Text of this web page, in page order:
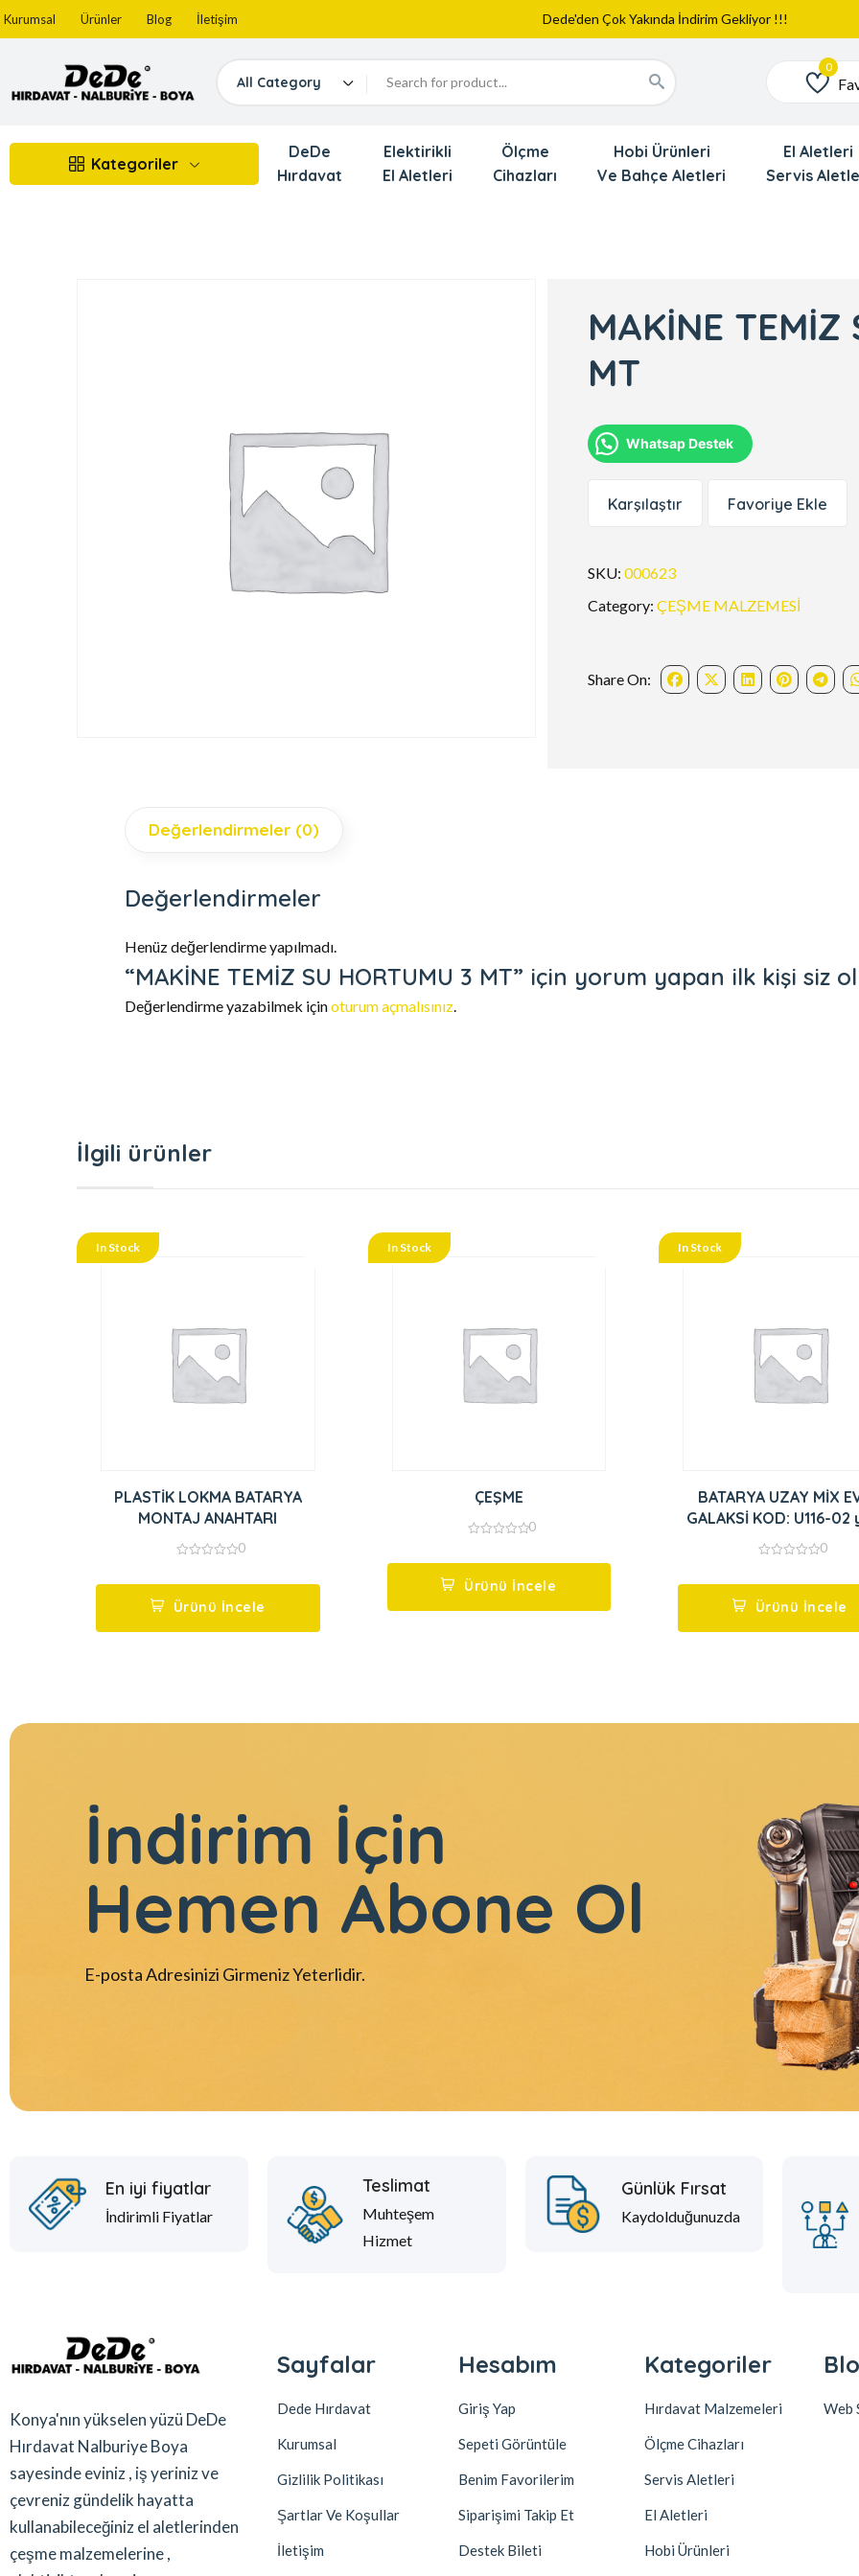
Kurumsal Ürünler Blog İletişim
Web Sitemiz Yayında
Yeni Eklenen Ürünlerimizi İnceledinizmi ?
All Category Favoriler
Kategoriler
DeDe
Hırdavat
Elektirikli
El Aletleri
Ölçme
Cihazları
Hobi Ürünleri
Ve Bahçe Aletleri
El Aletleri
Servis
MAKİNE TEMİZ
MT
Whatsap Destek
Karşılaştır Favoriye Ekle
SKU:000623
Category:ÇEŞME MALZEMESİ
Share On:
Değerlendirmeler (0)
Değerlendirmeler
Henüz değerlendirme yapılmadı.
“MAKİNE TEMİZ SU HORTUMU 3 MT” için yorum yapan ilk kişi siz
Değerlendirme yazabilmek içinoturum açmalısınız.
İlgili ürünler
In Stock
PLASTİK LOKMA BATARYA
MONTAJ ANAHTARI
5
0
Ürünü İncele
In Stock
ÇEŞME
5
0
Ürünü İncele
In Stock
BATARYA UZAY MİX
GALAKSİ KOD: U116-02
5
0
Ürünü İncele
İndirim İçin
Hemen Abone Ol
E-posta Adresinizi Girmeniz Yeterlidir.
En iyi fiyatlar
İndirimli Fiyatlar
Teslimat
Muhteşem
Hizmet
Günlük Fırsat
Kaydolduğunuzda
Konya'nın yükselen yüzü DeDe
Hırdavat Nalburiye Boya
sayesinde eviniz , iş yeriniz ve
çevreniz gündelik hayatta
kullanabileceğiniz el aletlerinden
çeşme malzemelerine ,
Sayfalar
Dede Hırdavat
Kurumsal
Gizlilik Politikası
Şartlar Ve Koşullar
İletişim
Hesabım
Giriş Yap
Sepeti Görüntüle
Benim Favorilerim
Siparişimi Takip Et
Destek Bileti
Kategoriler
Hırdavat Malzemeleri
Ölçme Cihazları
Servis Aletleri
El Aletleri
Hobi Ürünleri
Web